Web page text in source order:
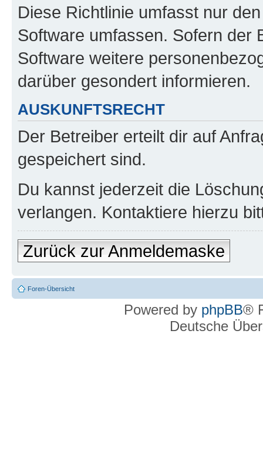
Diese Richtlinie umfasst nur
Software umfassen. Sofern der
Software weitere
darüber gesondert informieren.
AUSKUNFTSRECHT
Der Betreiber erteilt dir auf
gespeichert sind.
Du kannst jederzeit die
verlangen. Kontaktiere hierzu
Zurück zur Anmeldemaske
Foren-Übersicht
Powered by phpBB®
Deutsche